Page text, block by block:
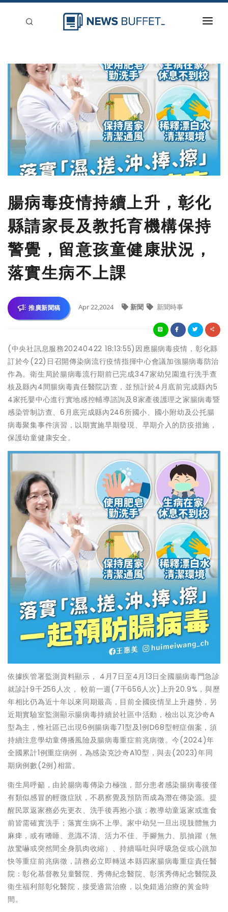
新聞稿分類
登入
刊登
腸病毒疫情持續上升，彰化
縣請家長及教托育機構保持
警覺，留意孩童健康狀況，
落實生病不上課
推廣新聞稿 Apr 22,2024 新聞 新聞時事
(中央社訊息服務20240422 18:13:55)因應腸病毒疫情，彰化縣
訂於今(22)日召開傳染病流行疫情指揮中心會議加強腸病毒防治
作為。衛生局於腸病毒流行期前已完成347家幼兒園進行洗手查
核及縣內4間腸病毒責任醫院訪查，並預計於4月底前完成縣內5
4家托嬰中心進行實地感控輔導諮詢及8家產後護理之家腸病毒暨
感染管制訪查、6月底完成縣內246所國小、國小附幼及公托腸
病毒聚集事件演習，以期實施早期發現、早期介入的防疫措施，
保護幼童健康安全。
依據疾管署監測資料顯示， 4月7日至4月13日全國腸病毒門急診
就診計9千256人次， 較前一週(7千656人次)上升20.9%，與歷
年相比仍為近十年以來同期最高，目前全國疫情呈上升趨勢，另
近期實驗室監測顯示腸病毒持續於社區中活動，檢出以克沙奇A
型為主，惟社區已出現6例腸病毒71型及1例D68型輕症個案，須
持續注意學幼童傳播風險及腸病毒重症前兆病徵。今(2024)年
全國累計1例重症病例，為感染克沙奇A10型，與去(2023)年同
期病例數(2例)相當。
衛生局呼籲，由於腸病毒傳染力極強，部分患者感染腸病毒後僅
有類似感冒的輕微症狀，不易察覺及預防而成為潛在傳染源。提
醒民眾返家務必先更衣、洗手後再抱小孩；教導幼童返家或進食
前皆需確實洗手；落實生病不上學。家中幼兒一旦出現肢體無力
麻痺，或有嗜睡、意識不清、活力不佳、手腳無力、肌抽躍（無
故驚嚇或突然間全身肌肉收縮）、持續嘔吐與呼吸急促或心跳加
快等重症前兆病徵，請務必立即轉送本縣四家腸病毒重症責任醫
院：彰化基督教兒童醫院、秀傳紀念醫院、彰濱秀傳紀念醫院及
衛生福利部彰化醫院，接受適當治療，以免錯過治療的黃金時
間。